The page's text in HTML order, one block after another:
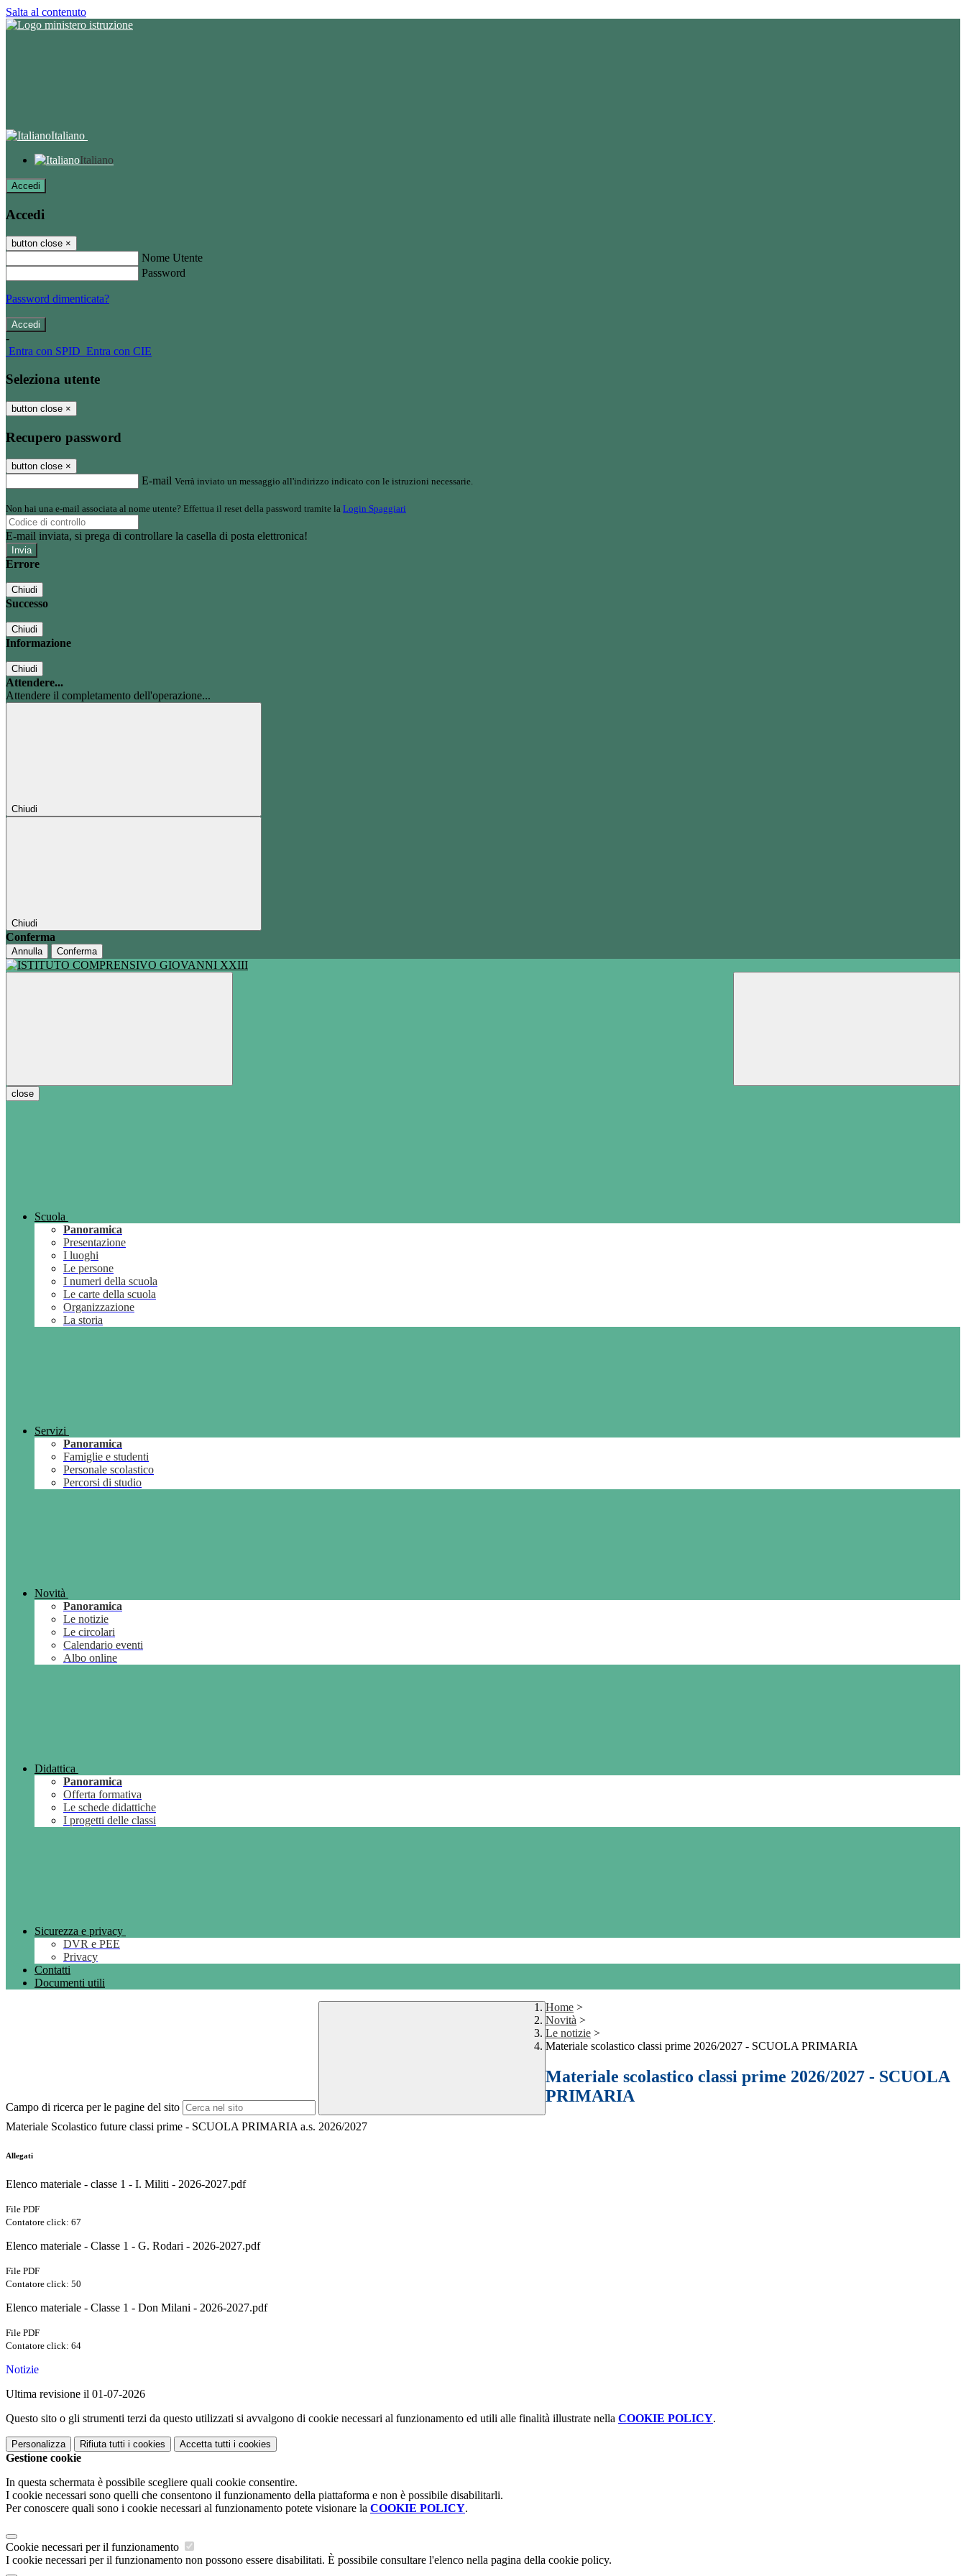
Salta al contenuto
Italiano
Italiano
Accedi
Accedi
button close ×
Nome Utente
Password
Password dimenticata?
-
Entra con SPID Entra con CIE
Seleziona utente
button close ×
Recupero password
button close ×
E-mail Verrà inviato un messaggio all'indirizzo indicato con le istruzioni necessarie.
Non hai una e-mail associata al nome utente? Effettua il reset della password tramite la Login Spaggiari
E-mail inviata, si prega di controllare la casella di posta elettronica!
Errore
Chiudi
Successo
Chiudi
Informazione
Chiudi
Attendere...
Attendere il completamento dell'operazione...
Chiudi
Chiudi
Conferma
Annulla Conferma
close
Scuola
Panoramica
Presentazione
I luoghi
Le persone
I numeri della scuola
Le carte della scuola
Organizzazione
La storia
Servizi
Panoramica
Famiglie e studenti
Personale scolastico
Percorsi di studio
Novità
Panoramica
Le notizie
Le circolari
Calendario eventi
Albo online
Didattica
Panoramica
Offerta formativa
Le schede didattiche
I progetti delle classi
Sicurezza e privacy
DVR e PEE
Privacy
Contatti
Documenti utili
Campo di ricerca per le pagine del sito
Home >
Novità >
Le notizie >
Materiale scolastico classi prime 2026/2027 - SCUOLA PRIMARIA
Materiale scolastico classi prime 2026/2027 - SCUOLA
PRIMARIA
Materiale Scolastico future classi prime - SCUOLA PRIMARIA a.s. 2026/2027
Allegati
Elenco materiale - classe 1 - I. Militi - 2026-2027.pdf
File PDF
Contatore click: 67
Elenco materiale - Classe 1 - G. Rodari - 2026-2027.pdf
File PDF
Contatore click: 50
Elenco materiale - Classe 1 - Don Milani - 2026-2027.pdf
File PDF
Contatore click: 64
Notizie
Ultima revisione il 01-07-2026
Questo sito o gli strumenti terzi da questo utilizzati si avvalgono di cookie necessari al funzionamento ed utili alle finalità illustrate nella COOKIE POLICY.
Personalizza Rifiuta tutti i cookies Accetta tutti i cookies
Gestione cookie
In questa schermata è possibile scegliere quali cookie consentire.
I cookie necessari sono quelli che consentono il funzionamento della piattaforma e non è possibile disabilitarli.
Per conoscere quali sono i cookie necessari al funzionamento potete visionare la COOKIE POLICY.
Cookie necessari per il funzionamento
I cookie necessari per il funzionamento non possono essere disabilitati. È possibile consultare l'elenco nella pagina della cookie policy.